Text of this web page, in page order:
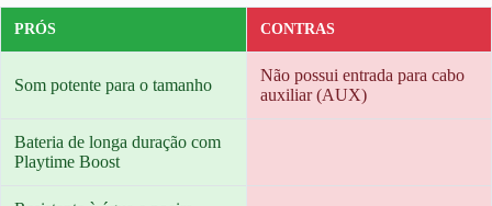
PRÓS CONTRAS
Som potente para o tamanho
Não possui entrada para cabo
auxiliar (AUX)
Bateria de longa duração com
Playtime Boost